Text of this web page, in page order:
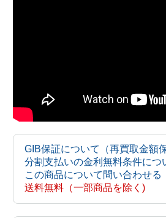
GIB保証について（再買取金額
分割支払いの金利無料条件につ
この商品について問い合わせる
送料無料（一部商品を除く)